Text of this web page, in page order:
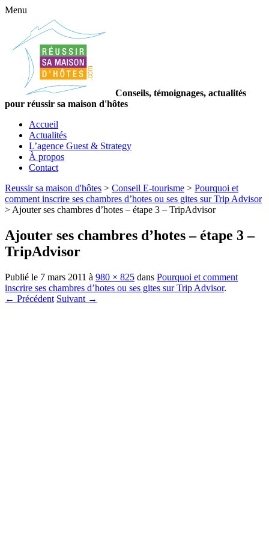
Menu
Conseils, témoignages, actualités
pour réussir sa maison d'hôtes
Accueil
Actualités
L’agence Guest & Strategy
À propos
Contact
Reussir sa maison d'hôtes > Conseil E-tourisme > Pourquoi et
comment inscrire ses chambres d’hotes ou ses gites sur Trip Advisor
> Ajouter ses chambres d’hotes – étape 3 – TripAdvisor
Ajouter ses chambres d’hotes – étape 3 –
TripAdvisor
Publié le 7 mars 2011 à 980 × 825 dans Pourquoi et comment
inscrire ses chambres d’hotes ou ses gites sur Trip Advisor.
← Précédent Suivant →